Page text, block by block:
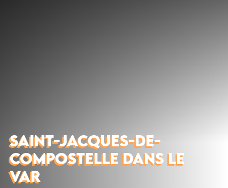
SAINT-JACQUES-DE-
COMPOSTELLE DANS LE
VAR